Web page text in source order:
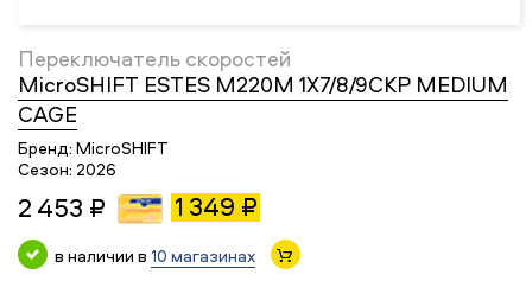
Переключатель скоростей
MicroSHIFT ESTES M220M 1X7/8/9СКР MEDIUM
CAGE
Бренд: MicroSHIFT
Сезон: 2026
2 453 ₽ 1 349 ₽
в наличии в 10 магазинах